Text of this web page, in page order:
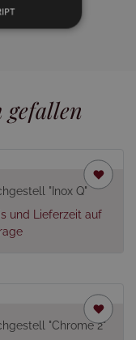
gefallen
"Inox Q"
und Lieferzeit auf
"Chrome 2"